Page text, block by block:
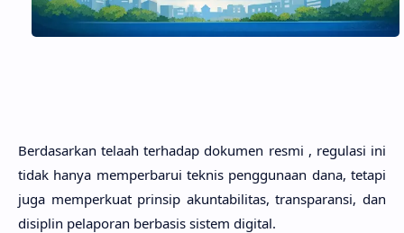
Berdasarkan telaah terhadap dokumen resmi , regulasi ini
tidak hanya memperbarui teknis penggunaan dana, tetapi
juga memperkuat prinsip akuntabilitas, transparansi, dan
disiplin pelaporan berbasis sistem digital.